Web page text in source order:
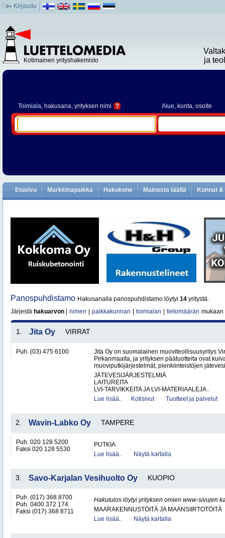
Kirjaudu
Kotimainen yrityshakemisto
ja
Toimiala, hakusana, yrityksen nimi ? Alue, kunta, osoite
Etusivu Markkinapaikka Hakukone Mainosta täällä Kunnat
Panospuhdistamo Hakusanalla panospuhdistamo löytyi 14 yritystä.
Järjestä hakuarvon nimen paikkakunnan toimialan tietomäärän mukaan
1. Jita Oy VIRRAT
Puh. (03) 475 6100
Jita Oy on suomalainen muoviteollisuusyritys
Pirkanmaalta, ja yrityksen päätuotteita ovat
muoviputkijärjestelmät, pienkiinteistöjen
JÄTEVESIJÄRJESTELMIÄ
LAITUREITA
LVI-TARVIKKEITA JA LVI-MATERIAALEJA..
Lue lisää..
Kotisivut Tuotteet ja palvelut
2. Wavin-Labko Oy TAMPERE
Puh. 020 128 5200
Faksi 020 128 5530
PUTKIA
Lue lisää..
Näytä kartalla
3. Savo-Karjalan Vesihuolto Oy KUOPIO
Puh. (017) 368 8700
Puh. 0400 372 174
Faksi (017) 368 8711
Hakutulos löytyi yrityksen omien www-sivujen
MAARAKENNUSTÖITÄ JA MAANSIIRTOTÖITÄ
Lue lisää..
Näytä kartalla